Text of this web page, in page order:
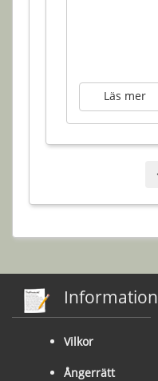
Läs mer
Information
Vilkor
Ångerrätt